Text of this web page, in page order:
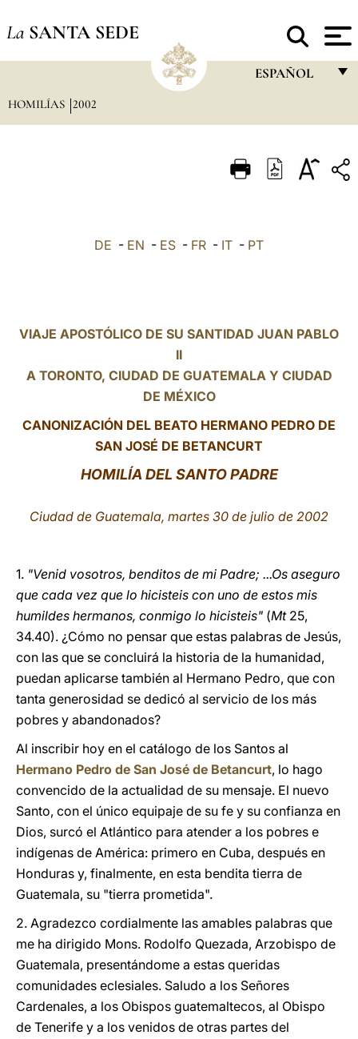
La SANTA SEDE
ESPAÑOL
ITALIANO
LATINE
HOMILÍAS 2002
DE - EN - ES - FR - IT - PT
VIAJE APOSTÓLICO DE SU SANTIDAD JUAN PABLO
II
A TORONTO, CIUDAD DE GUATEMALA Y CIUDAD
DE MÉXICO
CANONIZACIÓN DEL BEATO HERMANO PEDRO DE
SAN JOSÉ DE BETANCURT
HOMILÍA DEL SANTO PADRE
Ciudad de Guatemala, martes 30 de julio de 2002
1. "Venid vosotros, benditos de mi Padre; ...Os aseguro
que cada vez que lo hicisteis con uno de estos mis
humildes hermanos, conmigo lo hicisteis" (Mt25,
34.40). ¿Cómo no pensar que estas palabras de Jesús,
con las que se concluirá la historia de la humanidad,
puedan aplicarse también al Hermano Pedro, que con
tanta generosidad se dedicó al servicio de los más
pobres y abandonados?
Al inscribir hoy en el catálogo de los Santos al
Hermano Pedro de San José de Betancurt, lo hago
convencido de la actualidad de su mensaje. El nuevo
Santo, con el único equipaje de su fe y su confianza en
Dios, surcó el Atlántico para atender a los pobres e
indígenas de América: primero en Cuba, después en
Honduras y, finalmente, en esta bendita tierra de
Guatemala, su "tierra prometida".
2. Agradezco cordialmente las amables palabras que
me ha dirigido Mons. Rodolfo Quezada, Arzobispo de
Guatemala, presentándome a estas queridas
comunidades eclesiales. Saludo a los Señores
Cardenales, a los Obispos guatemaltecos, al Obispo
de Tenerife y a los venidos de otras partes del